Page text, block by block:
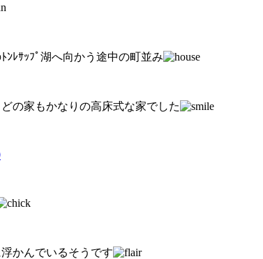
ﾝﾚｻｯﾌﾟ湖へ向かう途中の町並み
の家もかなりの高床式な家でした
かんでいるそうです